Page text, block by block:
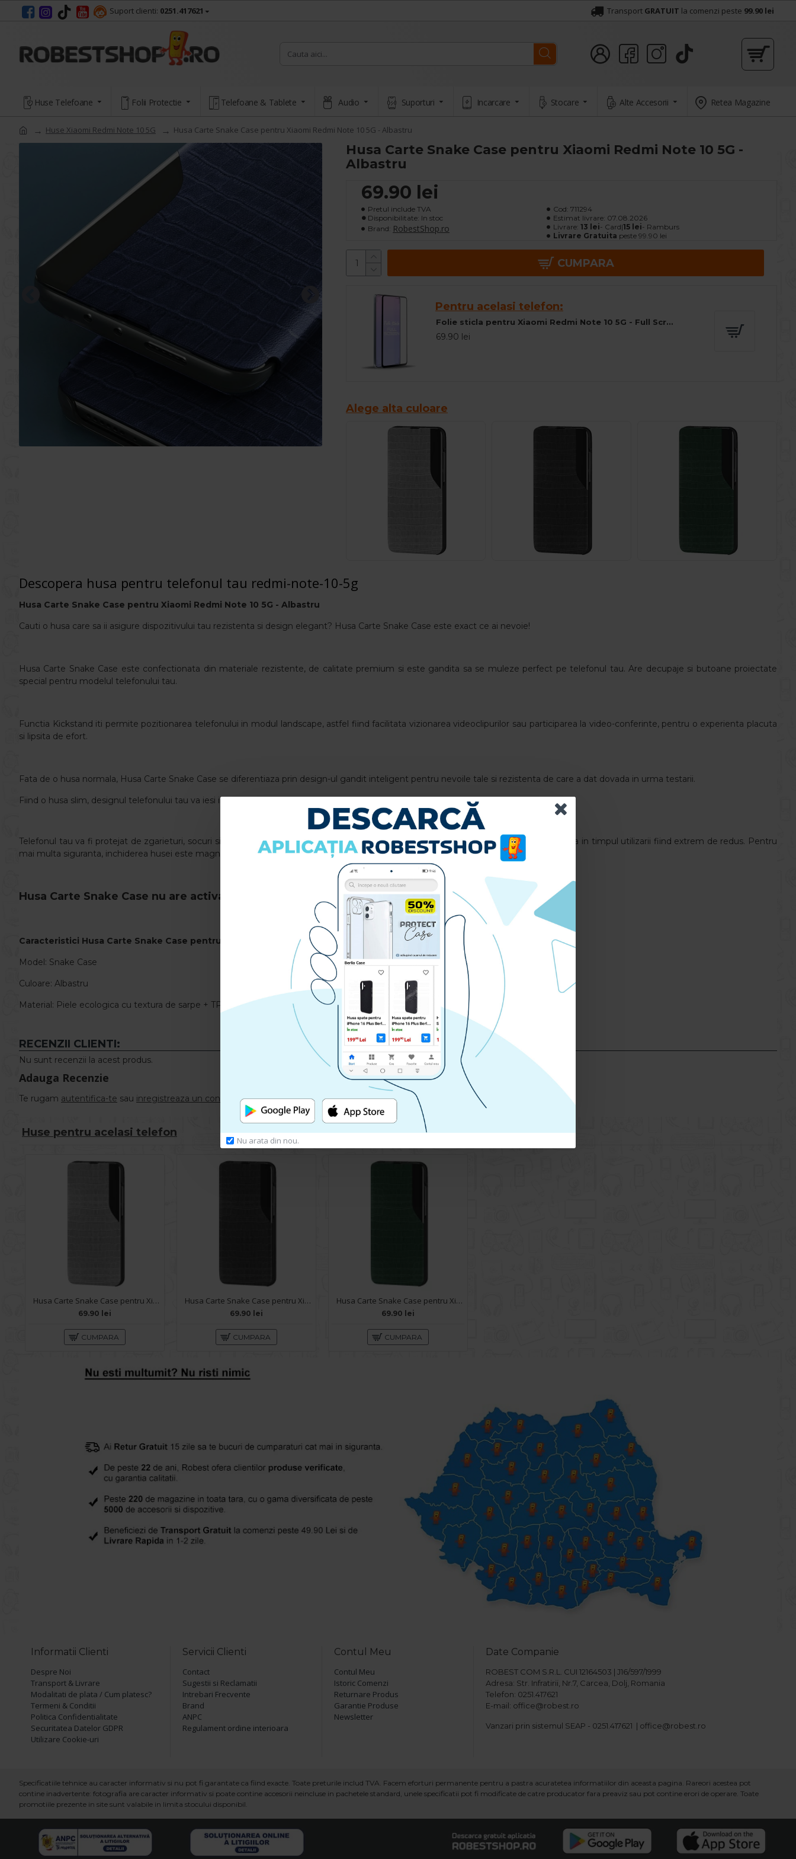
Nu arata din nou.
Suport clienti: 0251.417621 Transport GRATUIT la comenzi peste 99.90 lei
Huse Telefoane Folii Protectie Telefoane & Tablete Audio Suporturi Incarcare Stocare Alte Accesorii Retea Magazine
Huse Xiaomi Redmi Note 10 5G Husa Carte Snake Case pentru Xiaomi Redmi Note 10 5G - Albastru
Husa Carte Snake Case pentru Xiaomi Redmi Note 10 5G -
Albastru
69.90 lei
Pretul include TVA
Disponibilitate: In stoc
Brand: RobestShop.ro
Cod: 711294
Estimat livrare: 07.08.2026
Livrare: 13 lei- Card|15 lei- Ramburs
Livrare Gratuita peste 99.90 lei
CUMPARA
Pentru acelasi telefon:
Folie sticla pentru Xiaomi Redmi Note 10 5G - Full Screen
69.90 lei
Alege alta culoare
Descopera husa pentru telefonul tau redmi-note-10-5g
Husa Carte Snake Case pentru Xiaomi Redmi Note 10 5G - Albastru
Cauti o husa care sa ii asigure dispozitivului tau rezistenta si design elegant? Husa Carte Snake Case este exact ce ai nevoie!
Husa Carte Snake Case este confectionata din materiale rezistente, de calitate premium si este gandita sa se muleze perfect pe telefonul tau. Are decupaje si butoane proiectate
special pentru modelul telefonului tau.
Functia Kickstand iti permite pozitionarea telefonului in modul landscape, astfel fiind facilitata vizionarea videoclipurilor sau participarea la video-conferinte, pentru o experienta placuta
si lipsita de efort.
Fata de o husa normala, Husa Carte Snake Case se diferentiaza prin design-ul gandit inteligent pentru nevoile tale si rezistenta de care a dat dovada in urma testarii.
Fiind o husa slim, designul telefonului tau va iesi in evidenta si va atrage toate privirile.
Telefonul tau va fi protejat de zgarieturi, socuri si murdarie. Materialul este anti-aderent, astfel riscul ca telefonul sa-ti alunece din mana in timpul utilizarii fiind extrem de redus. Pentru
mai multa siguranta, inchiderea husei este magnetica.
Husa Carte Snake Case nu are activa functia de afisare!
Caracteristici Husa Carte Snake Case pentru Xiaomi Redmi Note 10 5G
Model: Snake Case
Culoare: Albastru
Material: Piele ecologica cu textura de sarpe + TPU
RECENZII CLIENTI:
Nu sunt recenzii la acest produs.
Adauga Recenzie
Te rugam autentifica-te sau inregistreaza un cont noupentru a putea lasa o recenzie
Huse pentru acelasi telefon
Husa Carte Snake Case pentru Xiaomi Redmi Note 10 5G - Gri
69.90 lei
CUMPARA
Husa Carte Snake Case pentru Xiaomi Redmi Note 10 5G - Negru
69.90 lei
CUMPARA
Husa Carte Snake Case pentru Xiaomi Redmi Note 10 5G - Verde
69.90 lei
CUMPARA
Informatii Clienti
Despre Noi
Transport & Livrare
Modalitati de plata / Cum platesc?
Termeni & Conditii
Politica Confidentialitate
Securitatea Datelor GDPR
Utilizare Cookie-uri
Servicii Clienti
Contact
Sugestii si Reclamatii
Intrebari Frecvente
Brand
ANPC
Regulament ordine interioara
Contul Meu
Contul Meu
Istoric Comenzi
Returnare Produs
Garantie Produse
Newsletter
Date Companie
ROBEST COM S.R.L. CUI 12164503 | J16/597/1999
Adresa: Str. Infratirii, Nr.7, Carcea, Dolj, Romania
Telefon: 0251.417621
E-mail: office@robest.ro
Vanzari prin sistemul SEAP - 0251.417621 | office@robest.ro
Specificatiile tehnice au caracter informativ si nu pot fi garantate ca fiind exacte. Toate preturile includ TVA. Facem eforturi permanente pentru a pastra acuratetea informatiilor din aceasta pagina. Rareori acestea pot
contine inadvertente: fotografia are caracter informativ si poate contine accesorii neincluse in pachetele standard, unele specificatii pot fi modificate de catre producator fara preaviz sau pot contine erori de operare. Toate
promotiile prezente in site sunt valabile in limita stocului disponibil.